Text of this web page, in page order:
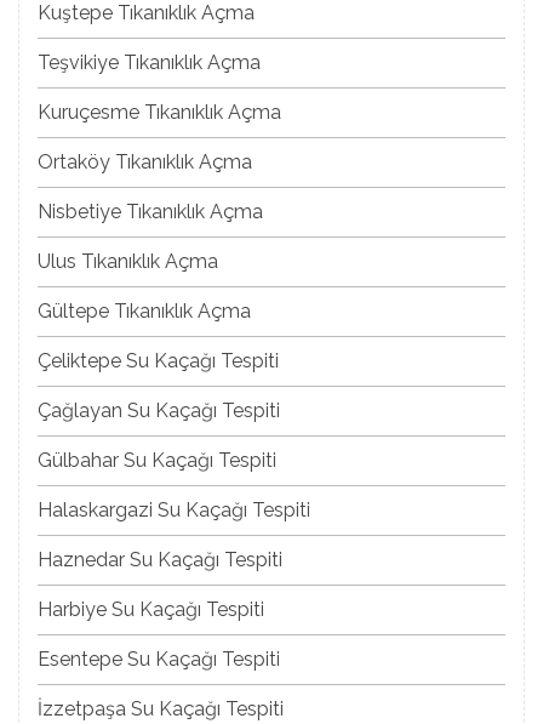
Kuştepe Tıkanıklık Açma
Teşvikiye Tıkanıklık Açma
Kuruçesme Tıkanıklık Açma
Ortaköy Tıkanıklık Açma
Nisbetiye Tıkanıklık Açma
Ulus Tıkanıklık Açma
Gültepe Tıkanıklık Açma
Çeliktepe Su Kaçağı Tespiti
Çağlayan Su Kaçağı Tespiti
Gülbahar Su Kaçağı Tespiti
Halaskargazi Su Kaçağı Tespiti
Haznedar Su Kaçağı Tespiti
Harbiye Su Kaçağı Tespiti
Esentepe Su Kaçağı Tespiti
İzzetpaşa Su Kaçağı Tespiti